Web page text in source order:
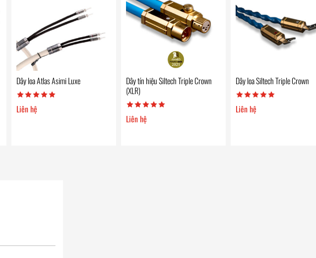
Dây loa Atlas Asimi Luxe
Liên hệ
Dây tín hiệu Siltech Triple Crown
(XLR)
Liên hệ
Dây loa Siltech Triple Crown
Liên hệ